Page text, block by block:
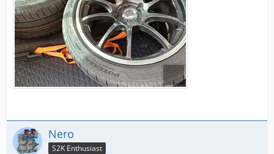
Nero
S2K Enthusiast